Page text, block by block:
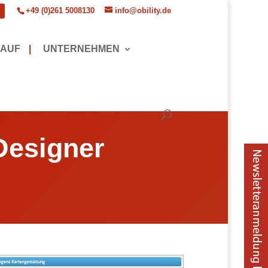
+49 (0)261 5008130 info@obility.de
UNTERNEHMEN